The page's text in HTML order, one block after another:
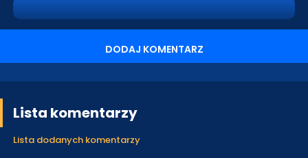
DODAJ KOMENTARZ
Lista komentarzy
Lista dodanych komentarzy